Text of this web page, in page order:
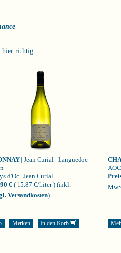
hier richtig.
| Jean Curial | Languedoc-
d'Oc | Jean Curial
€ ( 15.87 €/Liter ) (inkl.
Versandkosten)
Merken In den Korb